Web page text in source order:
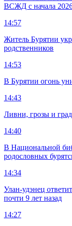
ВСЖД с начала
14:57
Житель Бурятии
родственников
14:53
В Бурятии огонь
14:43
Ливни, грозы и
14:40
В Национальной
родословных
14:34
Улан-удэнец
почти 9 лет назад
14:27